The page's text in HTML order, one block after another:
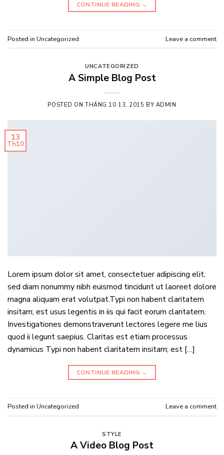
CONTINUE READING →
Posted in Uncategorized Leave a comment
UNCATEGORIZED
A Simple Blog Post
POSTED ON THÁNG 10 13, 2015 BY ADMIN
13
Th10
Lorem ipsum dolor sit amet, consectetuer adipiscing elit,
sed diam nonummy nibh euismod tincidunt ut laoreet dolore
magna aliquam erat volutpat.Typi non habent claritatem
insitam; est usus legentis in iis qui facit eorum claritatem.
Investigationes demonstraverunt lectores legere me lius
quod ii legunt saepius. Claritas est etiam processus
dynamicus Typi non habent claritatem insitam; est […]
CONTINUE READING →
Posted in Uncategorized Leave a comment
STYLE
A Video Blog Post